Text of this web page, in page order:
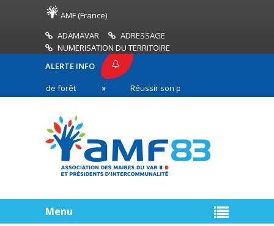
AMF (France)
ADAMAVAR
ADRESSAGE
NUMERISATION DU TERRITOIRE
ALERTE INFO
de forêt
Réussir son pacte de gouvernance :
Menu